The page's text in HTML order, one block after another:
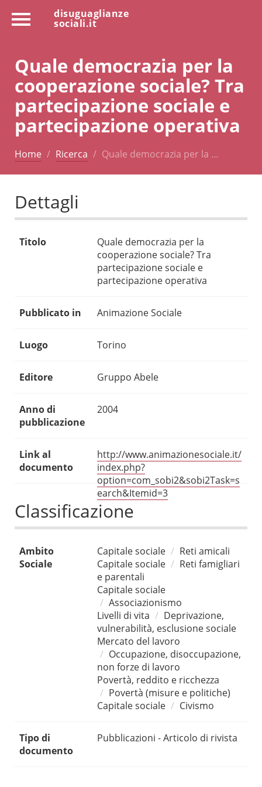
disuguaglianze
sociali.it
Quale democrazia per la
cooperazione sociale? Tra
partecipazione sociale e
partecipazione operativa
Home Ricerca Quale democrazia per la …
Dettagli
Titolo
Quale democrazia per la
cooperazione sociale? Tra
partecipazione sociale e
partecipazione operativa
Pubblicato in Animazione Sociale
Luogo Torino
Editore Gruppo Abele
Anno di
pubblicazione
2004
Link al
documento
http://www.animazionesociale.it/
index.php?
option=com_sobi2&sobi2Task=s
earch&Itemid=3
Classificazione
Ambito
Sociale
Capitale sociale
Reti amicali
Capitale sociale
Reti famigliari
e parentali
Capitale sociale
Associazionismo
Livelli di vita
Deprivazione,
vulnerabilità, esclusione sociale
Mercato del lavoro
Occupazione, disoccupazione,
non forze di lavoro
Povertà, reddito e ricchezza
Povertà (misure e politiche)
Capitale sociale
Civismo
Tipo di
documento
Pubblicazioni - Articolo di rivista